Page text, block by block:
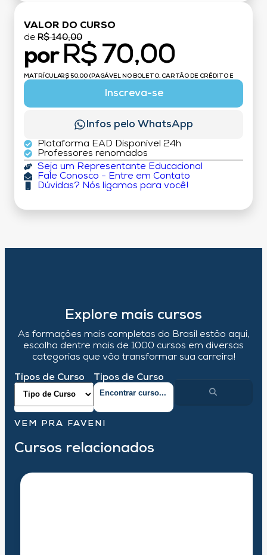
VALOR DO CURSO
de R$ 140,00
por R$ 70,00
MATRÍCULA:R$ 50,00 (PAGÁVEL NO BOLETO, CARTÃO DE CRÉDITO E
Inscreva-se
Infos pelo WhatsApp
Plataforma EAD Disponível 24h
Professores renomados
Seja um Representante Educacional
Fale Conosco - Entre em Contato
Dúvidas? Nós ligamos para você!
Explore mais cursos
As formações mais completas do Brasil estão aqui,
escolha dentre mais de 1000 cursos em diversas
categorias que vão transformar sua carreira!
Tipos de Curso Tipos de Curso
VEM PRA FAVENI
Cursos relacionados